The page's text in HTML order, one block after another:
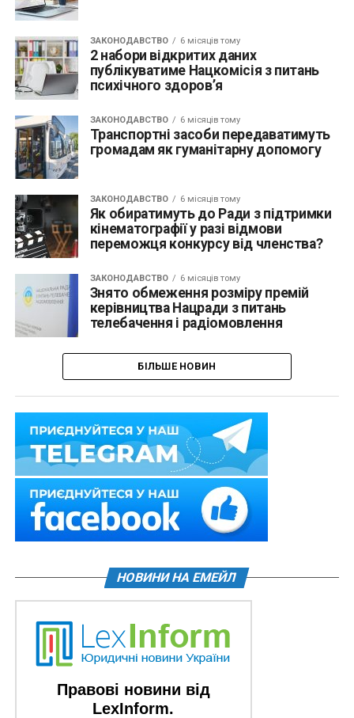
ЗАКОНОДАВСТВО 6 місяців тому
2 набори відкритих даних
публікуватиме Нацкомісія з питань
психічного здоров’я
ЗАКОНОДАВСТВО 6 місяців тому
Транспортні засоби передаватимуть
громадам як гуманітарну допомогу
ЗАКОНОДАВСТВО 6 місяців тому
Як обиратимуть до Ради з підтримки
кінематографії у разі відмови
переможця конкурсу від членства?
ЗАКОНОДАВСТВО 6 місяців тому
Знято обмеження розміру премій
керівництва Нацради з питань
телебачення і радіомовлення
БІЛЬШЕ НОВИН
НОВИНИ НА ЕМЕЙЛ
Правові новини від
LexInform.